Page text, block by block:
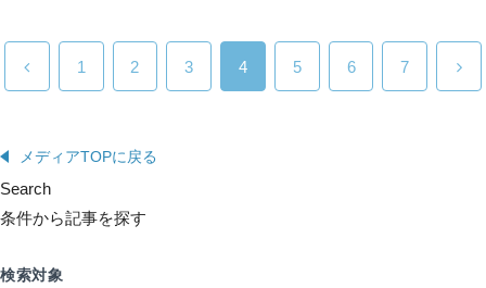
1 2 3 4 5 6 7
メディアTOPに戻る
Search
条件から記事を探す
検索対象